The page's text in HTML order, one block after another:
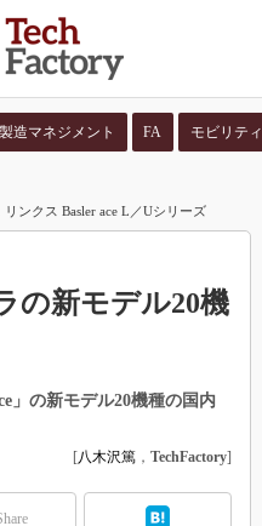
製造マネジメント FA モビリティ
ンクス Basler ace L／Uシリーズ
の新モデル20機
」の新モデル20機種の国内
[八木沢篤 ， TechFactory]